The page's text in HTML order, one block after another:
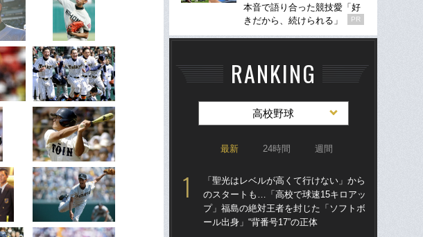
本音で語り合った競技愛「好
きだから、続けられる」
PR
RANKING
高校野球
最新 24時間 週間
「聖光はレベルが高くて行けない」から
のスタートも…「高校で球速15キロアッ
プ」福島の絶対王者を封じた「ソフトボ
ール出身」“背番号17”の正体